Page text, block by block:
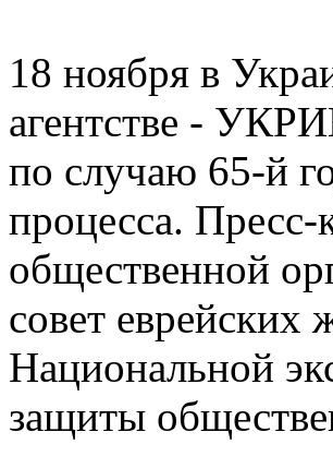
18 ноября в
агентстве -
по случаю 65-й
процесса.
общественной
совет
Национальной
защиты